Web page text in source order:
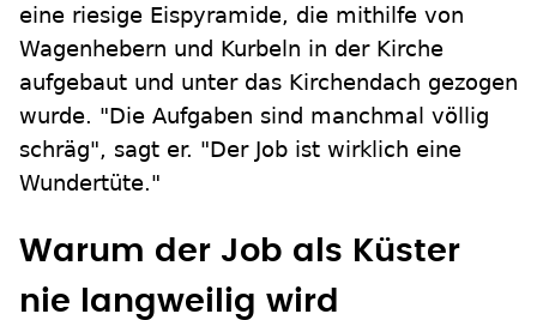
eine riesige Eispyramide, die mithilfe von
Wagenhebern und Kurbeln in der Kirche
aufgebaut und unter das Kirchendach gezogen
wurde. "Die Aufgaben sind manchmal völlig
schräg", sagt er. "Der Job ist wirklich eine
Wundertüte."
Warum der Job als Küster
nie langweilig wird